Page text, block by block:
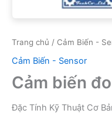
Trang chủ / Cảm Biến -
Cảm Biến - Sensor
Cảm biến
Đặc Tính Kỹ Thuật Cơ